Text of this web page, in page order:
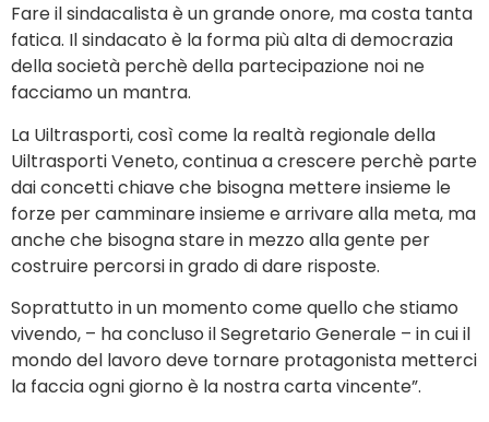
Fare il sindacalista è un grande onore, ma costa tanta
fatica. Il sindacato è la forma più alta di democrazia
della società perchè della partecipazione noi ne
facciamo un mantra.
La Uiltrasporti, così come la realtà regionale della
Uiltrasporti Veneto, continua a crescere perchè parte
dai concetti chiave che bisogna mettere insieme le
forze per camminare insieme e arrivare alla meta, ma
anche che bisogna stare in mezzo alla gente per
costruire percorsi in grado di dare risposte.
Soprattutto in un momento come quello che stiamo
vivendo, – ha concluso il Segretario Generale – in cui il
mondo del lavoro deve tornare protagonista metterci
la faccia ogni giorno è la nostra carta vincente”.